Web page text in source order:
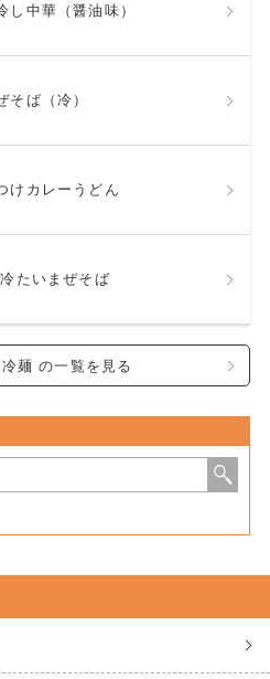
し中華（醤油味）
そば（冷）
けカレーうどん
たいまぜそば
レシピ： 冷し・冷麺 の一覧を見る